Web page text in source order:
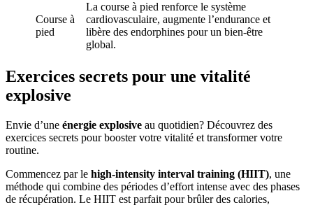
Course à
pied
La course à pied renforce le système
cardiovasculaire, augmente l’endurance et
libère des endorphines pour un bien-être
global.
Exercices secrets pour une vitalité
explosive
Envie d’une énergie explosive au quotidien? Découvrez des
exercices secrets pour booster votre vitalité et transformer votre
routine.
Commencez par le high-intensity interval training (HIIT), une
méthode qui combine des périodes d’effort intense avec des phases
de récupération. Le HIIT est parfait pour brûler des calories,